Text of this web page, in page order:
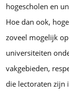
hogescholen en
Hoe dan ook,
zoveel mogelijk
universiteiten
vakgebieden,
die lectoraten zijn